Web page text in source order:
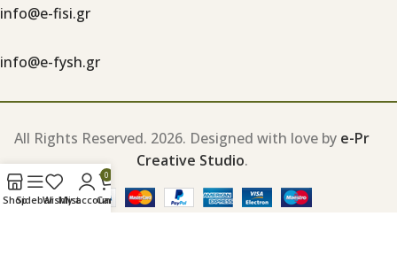
info@e-fisi.gr
info@e-fysh.gr
All Rights Reserved. 2026. Designed with love by e-Pr
Creative Studio.
ShopSidebarWishlist
My account
0
Cart